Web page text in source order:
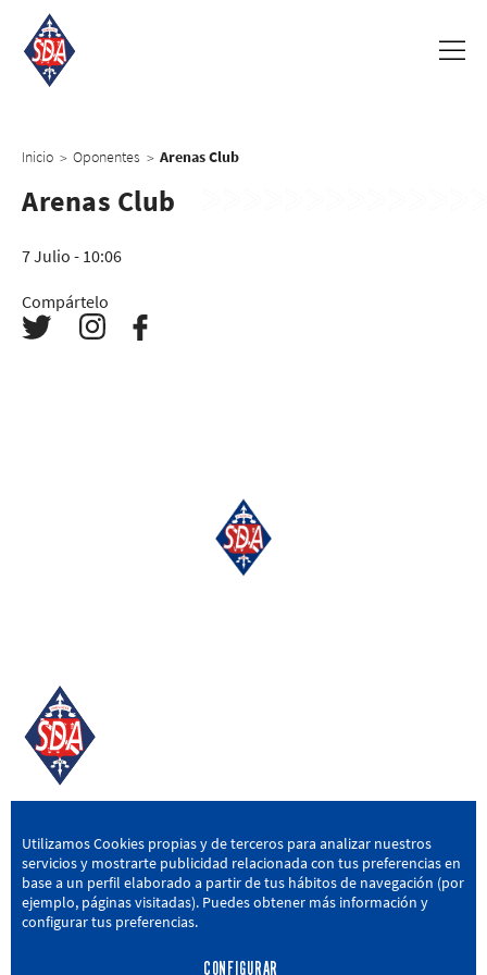
Inicio > Oponentes > Arenas Club
Arenas Club
7 Julio - 10:06
Compártelo
SD AMOREBIETA
San Miguel Kalea, 16, 48340 Amorebieta, Bizkaia
946 604 751 | sda@sdamorebieta.eus
Utilizamos Cookies propias y de terceros para analizar nuestros
servicios y mostrarte publicidad relacionada con tus preferencias en
base a un perfil elaborado a partir de tus hábitos de navegación (por
ejemplo, páginas visitadas). Puedes obtener más información y
configurar tus preferencias.
CONFIGURAR